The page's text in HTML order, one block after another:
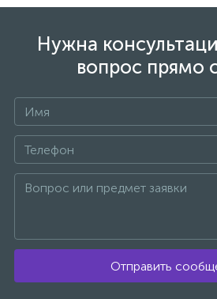
Нужна
вопрос прямо
Отправить